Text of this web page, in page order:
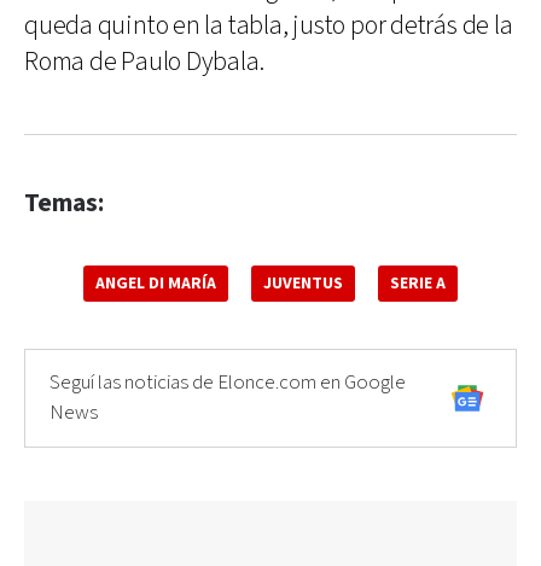
queda quinto en la tabla, justo por detrás de la
Roma de Paulo Dybala.
Temas:
ANGEL DI MARÍA JUVENTUS SERIE A
Seguí las noticias de Elonce.com en Google
News